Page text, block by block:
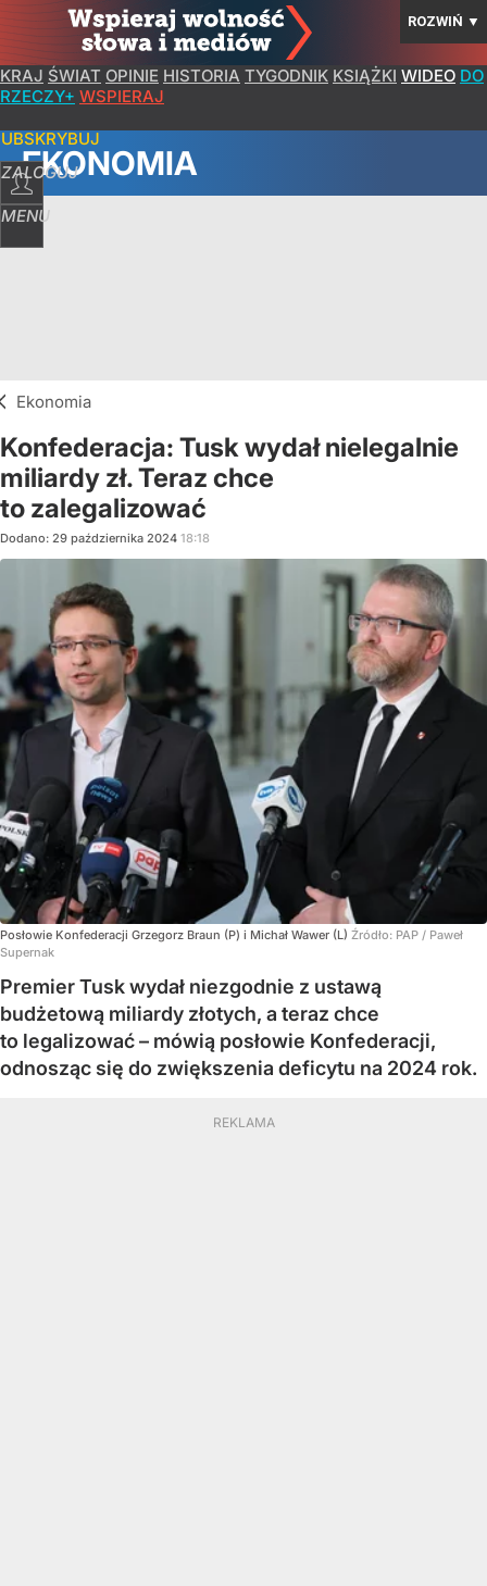
ROZWIŃ ▼
KRAJ ŚWIAT OPINIE HISTORIA TYGODNIK KSIĄŻKI WIDEO DO
RZECZY+ WSPIERAJ
ZALOGUJ
MENU
EKONOMIA
Ekonomia
Konfederacja: Tusk wydał nielegalnie
miliardy zł. Teraz chce
to zalegalizować
Dodano: 29 października 2024 18:18
Posłowie Konfederacji Grzegorz Braun (P) i Michał Wawer (L) Źródło: PAP / Paweł
Supernak
Premier Tusk wydał niezgodnie z ustawą
budżetową miliardy złotych, a teraz chce
to legalizować – mówią posłowie Konfederacji,
odnosząc się do zwiększenia deficytu na 2024 rok.